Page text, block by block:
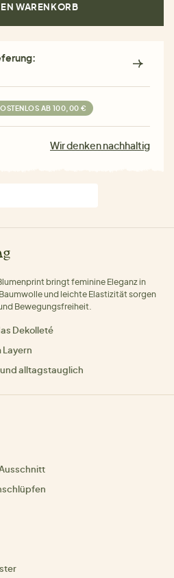
WARENKORB
AB 100,00 €
Wir denken nachhaltig
bringt feminine Eleganz in
und leichte Elastizität sorgen
Bewegungsfreiheit.
Dekolleté
Layern
und alltagstauglich